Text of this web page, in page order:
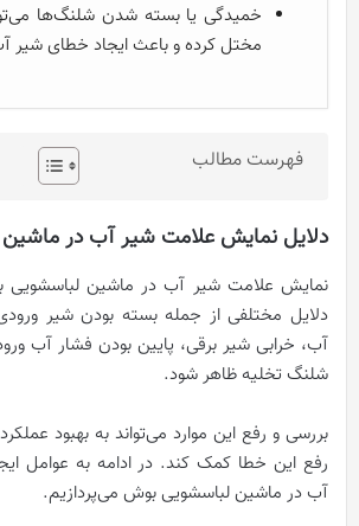
خمیدگی یا بسته شدن شلنگ‌ها
مختل کرده و باعث ایجاد خطای شیر
فهرست مطالب
دلایل نمایش علامت شیر آب در
نمایش علامت شیر آب در ماشین
دلایل مختلفی از جمله بسته بودن شیر
آب، خرابی شیر برقی، پایین بودن فشار آب
شلنگ تخلیه ظاهر شود.
بررسی و رفع این موارد می‌تواند به بهبود
رفع این خطا کمک کند. در ادامه به عوامل
آب در ماشین لباسشویی بوش می‌پردازیم.